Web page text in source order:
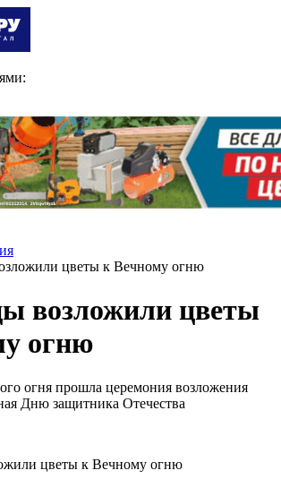
цветы к Вечному огню
возложили цветы
огню
огня прошла церемония возложения
Дню защитника Отечества